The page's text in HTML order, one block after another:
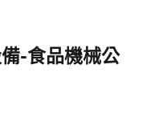
-食品機械公